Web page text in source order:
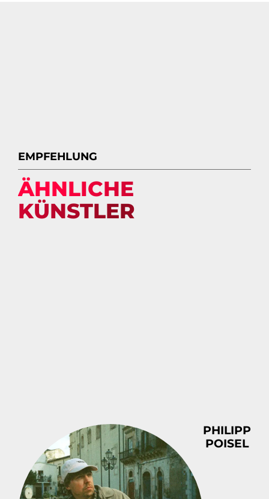
EMPFEHLUNG
ÄHNLICHE
KÜNSTLER
PHILIPP
POISEL